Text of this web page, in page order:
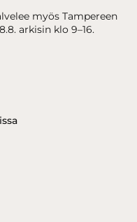
myös Tampereen
arkisin klo 9–16.